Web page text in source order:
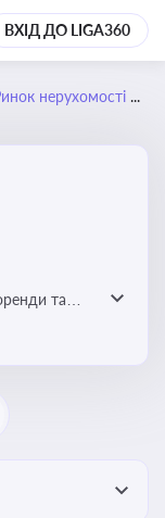
ВХІД ДО LIGA360
нерухомості
та
бізнесу,
майна